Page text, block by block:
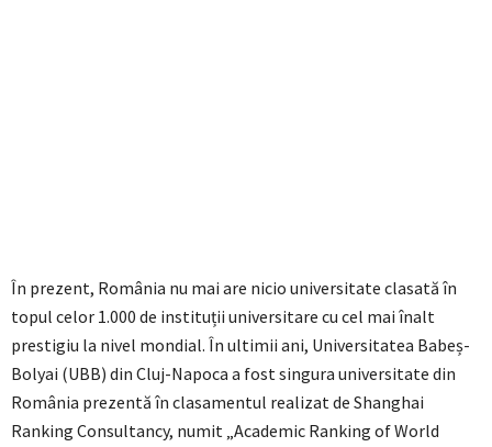
În prezent, România nu mai are nicio universitate clasată în
topul celor 1.000 de instituții universitare cu cel mai înalt
prestigiu la nivel mondial. În ultimii ani, Universitatea Babeș-
Bolyai (UBB) din Cluj-Napoca a fost singura universitate din
România prezentă în clasamentul realizat de Shanghai
Ranking Consultancy, numit „Academic Ranking of World